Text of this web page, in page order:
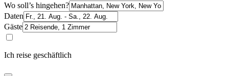
Wo soll’s hingehen?
Daten
Gäste
Ich reise geschäftlich